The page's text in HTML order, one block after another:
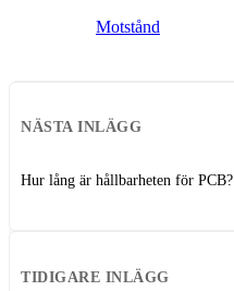
Motstånd
TIDIGARE INLÄGG
NÄSTA INLÄGG
Hur lång är hållbarheten för PCB?